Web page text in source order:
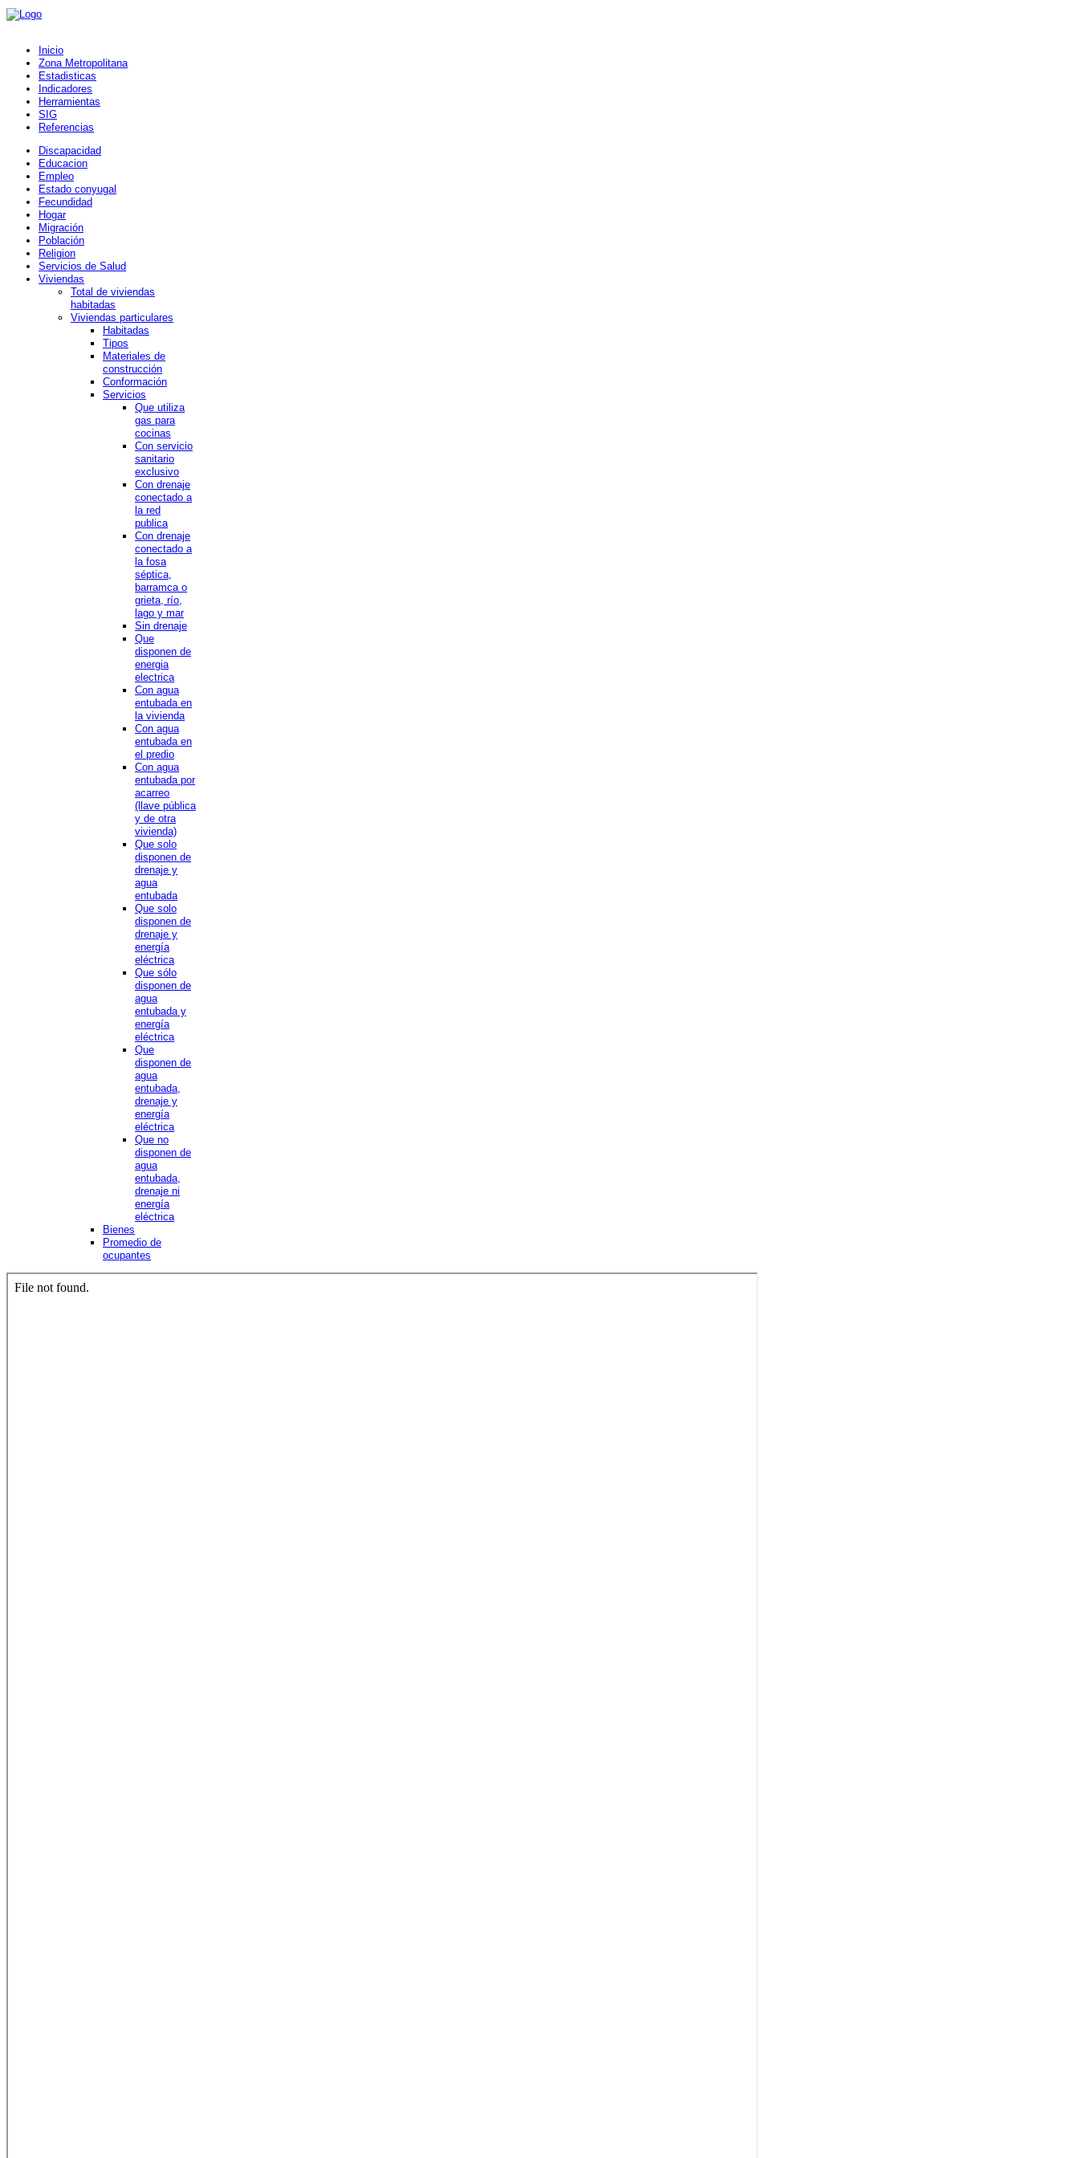
Inicio
Zona Metropolitana
Estadisticas
Indicadores
Herramientas
SIG
Referencias
Discapacidad
Educacion
Empleo
Estado conyugal
Fecundidad
Hogar
Migración
Población
Religion
Servicios de Salud
Viviendas
Total de viviendas
habitadas
Viviendas particulares
Habitadas
Tipos
Materiales de
construcción
Conformación
Servicios
Que utiliza
gas para
cocinas
Con servicio
sanitario
exclusivo
Con drenaje
conectado a
la red
publica
Con drenaje
conectado a
la fosa
séptica,
barramca o
grieta, río,
lago y mar
Sin drenaje
Que
disponen de
energia
electrica
Con agua
entubada en
la vivienda
Con agua
entubada en
el predio
Con agua
entubada por
acarreo
(llave pública
y de otra
vivienda)
Que solo
disponen de
drenaje y
agua
entubada
Que solo
disponen de
drenaje y
energía
eléctrica
Que sólo
disponen de
agua
entubada y
energía
eléctrica
Que
disponen de
agua
entubada,
drenaje y
energía
eléctrica
Que no
disponen de
agua
entubada,
drenaje ni
energía
eléctrica
Bienes
Promedio de
ocupantes